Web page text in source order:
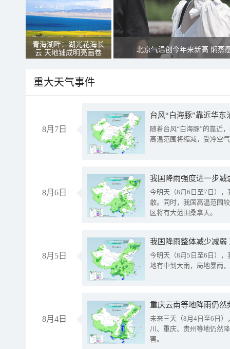
青海湖畔：湖光花海长
云 天地铺成明亮画卷
北京气温创今年来新高 焖蒸
重大天气事件
8月7日
台风“白海豚”靠近华
随着台风“白海豚”的靠近
高温范围将缩减，受冷空
8月6日
今明天（8月6日至7日）
散。同时，我国高温范围
区将有大范围桑拿天。
8月5日
我国降雨整体减少减弱
今明天（8月5日至6日）
地有中到大雨，局地暴雨
8月4日
重庆云南等地降雨仍然
未来三天（8月4日至6日
川、重庆、贵州等地仍然
害。